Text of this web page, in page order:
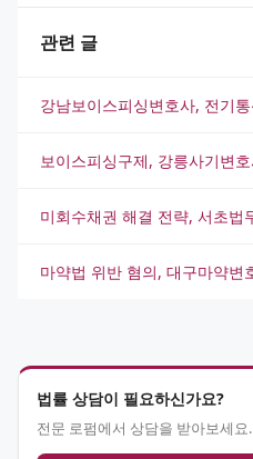
법률 상담이 필요하신가요?
전문 로펌에서 상담을 받아보세요.
관련 글